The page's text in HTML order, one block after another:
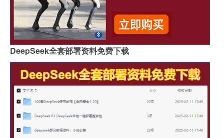
DeepSeek全套部署资料免费下载